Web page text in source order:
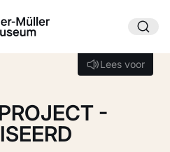
Lees voor
Lees voor
-